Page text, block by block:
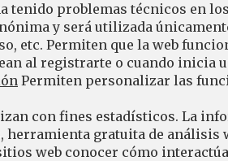
tenido problemas técnicos en
y será utilizada
etc. Permiten que la web
al registrarte o cuando inicia
Permiten personalizar las
con fines estadísticos. La
herramienta gratuita de
web conocer cómo